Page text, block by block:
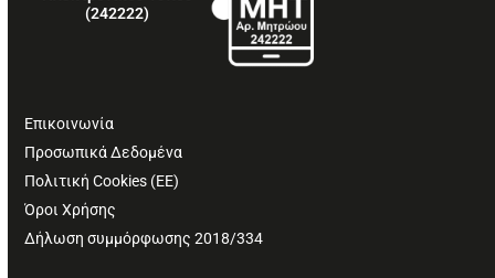
(242222)
Επικοινωνία
Προσωπικά Δεδομένα
Πολιτική Cookies (ΕΕ)
Όροι Χρήσης
Δήλωση συμμόρφωσης 2018/334